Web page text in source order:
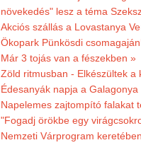
növekedés" lesz a téma
Akciós szállás a Lovastanya
Ökopark Pünkösdi
Már 3 tojás van a fészekben »
Zöld ritmusban - Elkészültek
Édesanyák napja a
Napelemes zajtompító falakat
"Fogadj örökbe egy
Nemzeti Várprogram